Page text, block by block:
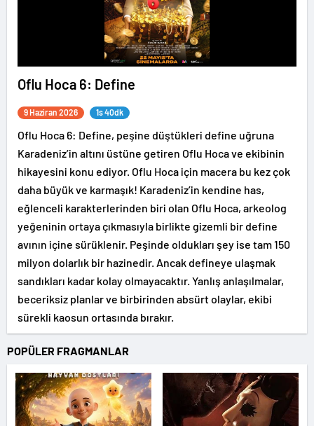
Oflu Hoca 6: Define
9 Haziran 2026 1s 40dk
Oflu Hoca 6: Define, peşine düştükleri define uğruna
Karadeniz’in altını üstüne getiren Oflu Hoca ve ekibinin
hikayesini konu ediyor. Oflu Hoca için macera bu kez çok
daha büyük ve karmaşık! Karadeniz’in kendine has,
eğlenceli karakterlerinden biri olan Oflu Hoca, arkeolog
yeğeninin ortaya çıkmasıyla birlikte gizemli bir define
avının içine sürüklenir. Peşinde oldukları şey ise tam 150
milyon dolarlık bir hazinedir. Ancak defineye ulaşmak
sandıkları kadar kolay olmayacaktır. Yanlış anlaşılmalar,
beceriksiz planlar ve birbirinden absürt olaylar, ekibi
sürekli kaosun ortasında bırakır.
POPÜLER FRAGMANLAR